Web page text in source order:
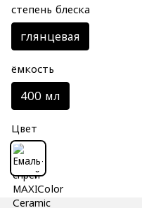
степень блеска
глянцевая
ёмкость
400 мл
Цвет